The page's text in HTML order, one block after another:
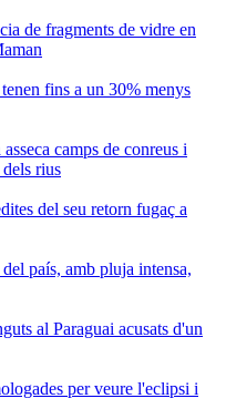
de fragments de vidre en
fins a un 30% menys
camps de conreus i
rius
del seu retorn fugaç a
país, amb pluja intensa,
al Paraguai acusats d'un
per veure l'eclipsi i